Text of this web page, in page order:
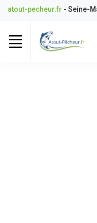
atout-pecheur.fr - Seine-